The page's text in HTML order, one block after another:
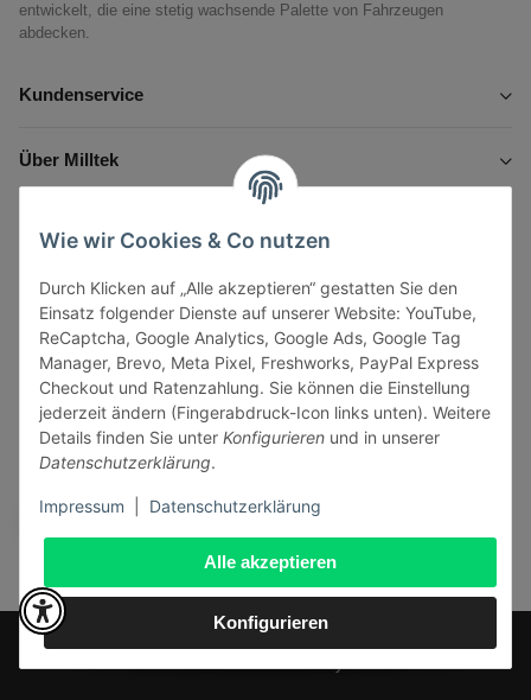
Alle akzeptieren
Konfigurieren
Wie wir Cookies & Co nutzen
Durch Klicken auf „Alle akzeptieren“ gestatten Sie den
Einsatz folgender Dienste auf unserer Website: YouTube,
ReCaptcha, Google Analytics, Google Ads, Google Tag
Manager, Brevo, Meta Pixel, Freshworks, PayPal Express
Checkout und Ratenzahlung. Sie können die Einstellung
jederzeit ändern (Fingerabdruck-Icon links unten). Weitere
Details finden Sie unter Konfigurieren und in unserer
Datenschutzerklärung.
Impressum Datenschutzerklärung
entwickelt, die eine stetig wachsende Palette von Fahrzeugen
abdecken.
Kundenservice
Über Milltek
Gesetzliche Informationen
Vertrag widerrufen
Sicher bezahlen via:
© J+A Handels GmbH
Perfected byDreizack Medien.